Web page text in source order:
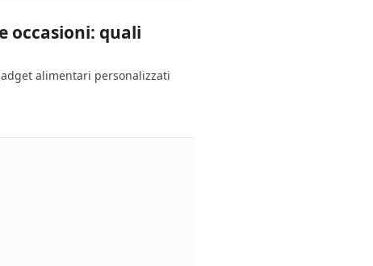
occasioni: quali
alimentari personalizzati